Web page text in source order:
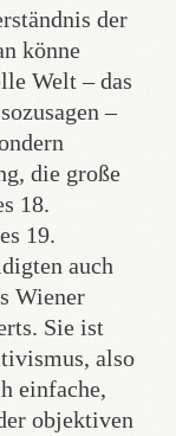
der
könne
Welt – das
–
die große
18.
19.
auch
Wiener
Sie ist
also
einfache,
objektiven